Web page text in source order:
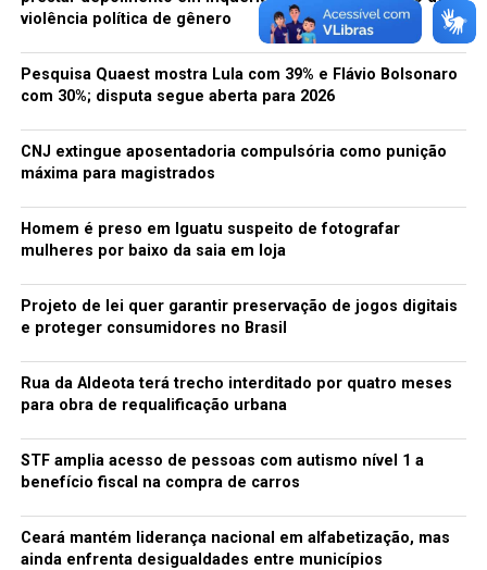
O delegado Jaime Linhares informou, com exclusividade
ao Diário do Nordeste, na tarde de ontem, que as
investigações da Polícia comprovaram a manipulação
fraudulenta das contas pelo gerente do BB de Acopiara.
Silêncio
sobre as acusações nesta delegacia, mas informou em
depoimento que só falará em Juízo”, disse o titular da
Ainda segundo Linhares, coube ao seu colega, delegado
inquérito que resultou na comprovação da fraude
bancária.
A Polícia informa que, através da manipulação das
senhas e dados cadastrais dos clientes da agência, o
passou a apurar o fato através do seu setor de
Inteligência interna. “Ele não reagiu. Se entregou
violência política de gênero
Pesquisa Quaest mostra Lula com 39% e Flávio Bolsonaro
com 30%; disputa segue aberta para 2026
CNJ extingue aposentadoria compulsória como punição
máxima para magistrados
Homem é preso em Iguatu suspeito de fotografar
mulheres por baixo da saia em loja
Projeto de lei quer garantir preservação de jogos digitais
e proteger consumidores no Brasil
Rua da Aldeota terá trecho interditado por quatro meses
para obra de requalificação urbana
STF amplia acesso de pessoas com autismo nível 1 a
benefício fiscal na compra de carros
Ceará mantém liderança nacional em alfabetização, mas
ainda enfrenta desigualdades entre municípios